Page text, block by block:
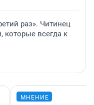
раз». Читинец
которые всегда к
МНЕНИЕ